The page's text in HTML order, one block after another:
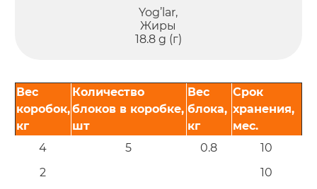
Yog’lar,
Жиры
18.8 g (г)
Вес
коробок,
кг
Количество
блоков в коробке,
шт
Вес
блока,
кг
Срок
хранения,
мес.
4
5 0.8
10
2
10